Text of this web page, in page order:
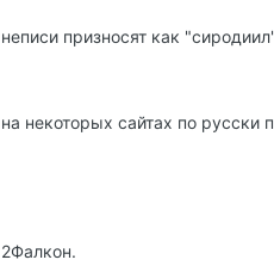
неписи призносят как
на некоторых сайтах по русски
2Фалкон.